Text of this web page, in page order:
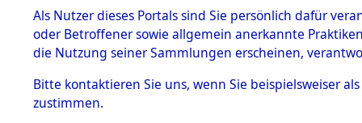
Inhaftierungsdoku
mente
1.2.9 Beim ITS
verwahrte
1.2.9.1
Effekten aus
Als Nutzer dieses Portals sind Sie persönlich dafür
oder Betroffener sowie allgemein anerkannte
die Nutzung seiner Sammlungen erscheinen,
Bitte kontaktieren Sie uns, wenn Sie beispielsweiser
zustimmen.